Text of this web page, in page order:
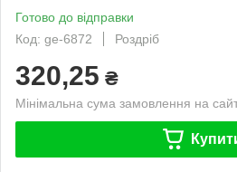
Готово до відправки
Код: ge-6872
Роздріб
320,25 ₴
Мінімальна сума замовлення на